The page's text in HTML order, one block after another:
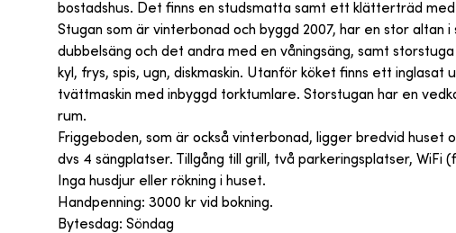
bostadshus. Det finns en studsmatta samt ett klätterträd
Stugan som är vinterbonad och byggd 2007, har en stor altan
dubbelsäng och det andra med en våningsäng, samt
kyl, frys, spis, ugn, diskmaskin. Utanför köket finns ett
tvättmaskin med inbyggd torktumlare. Storstugan har en
rum.
Friggeboden, som är också vinterbonad, ligger bredvid huset
dvs 4 sängplatser. Tillgång till grill, två parkeringsplatser, WiFi
Inga husdjur eller rökning i huset.
Handpenning: 3000 kr vid bokning.
Bytesdag: Söndag